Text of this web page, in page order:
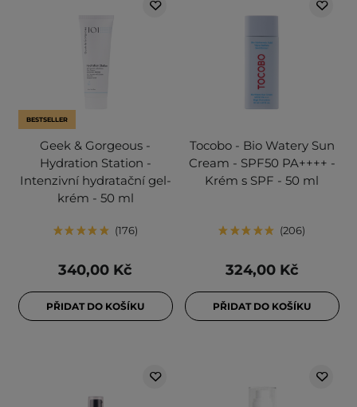
BESTSELLER
Geek & Gorgeous -
Hydration Station -
Intenzivní hydratační gel-
krém - 50 ml
176
340,00 Kč
PŘIDAT DO KOŠÍKU
Tocobo - Bio Watery Sun
Cream - SPF50 PA++++ -
Krém s SPF - 50 ml
206
324,00 Kč
PŘIDAT DO KOŠÍKU